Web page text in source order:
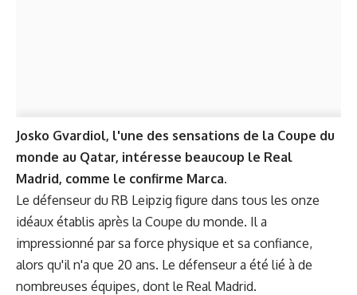
Josko Gvardiol, l'une des sensations de la Coupe du
monde au Qatar, intéresse beaucoup le Real
Madrid, comme le confirme Marca.
Le défenseur du RB Leipzig figure dans tous les onze
idéaux établis après la Coupe du monde. Il a
impressionné par sa force physique et sa confiance,
alors qu'il n'a que 20 ans. Le défenseur a été lié à de
nombreuses équipes, dont le Real Madrid.